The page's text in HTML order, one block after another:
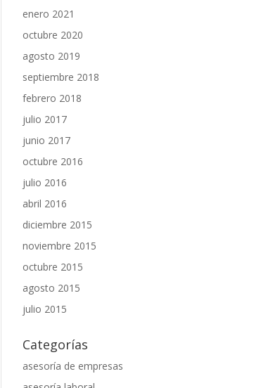
enero 2021
octubre 2020
agosto 2019
septiembre 2018
febrero 2018
julio 2017
junio 2017
octubre 2016
julio 2016
abril 2016
diciembre 2015
noviembre 2015
octubre 2015
agosto 2015
julio 2015
Categorías
asesoría de empresas